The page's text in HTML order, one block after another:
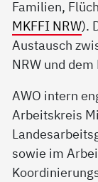
Familien,
MKFFI NRW).
Austausch
NRW und
AWO intern
Arbeitskreis
sowie im